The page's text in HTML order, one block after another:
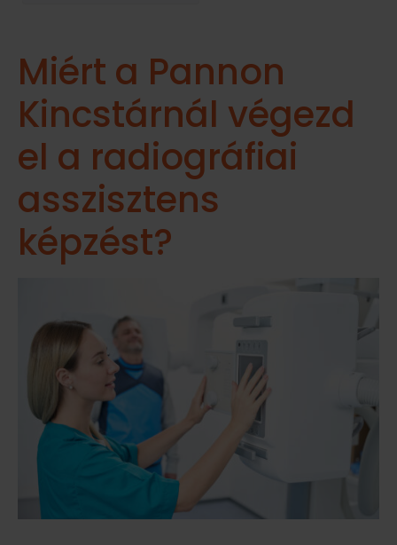
Miért a Pannon
Kincstárnál végezd
el a radiográfiai
asszisztens
képzést?